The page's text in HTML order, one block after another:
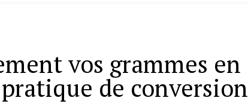
vos grammes en
de conversion